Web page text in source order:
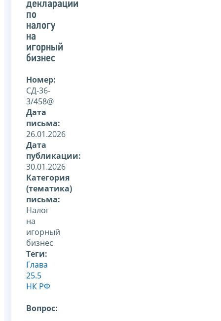
декларации
по
налогу
на
игорный
бизнес
Номер:
СД-36-
3/458@
Дата
письма:
26.01.2026
Дата
публикации:
30.01.2026
Категория
(тематика)
письма:
Налог
на
игорный
бизнес
Теги:
Глава
25.5
НК РФ
Вопрос: